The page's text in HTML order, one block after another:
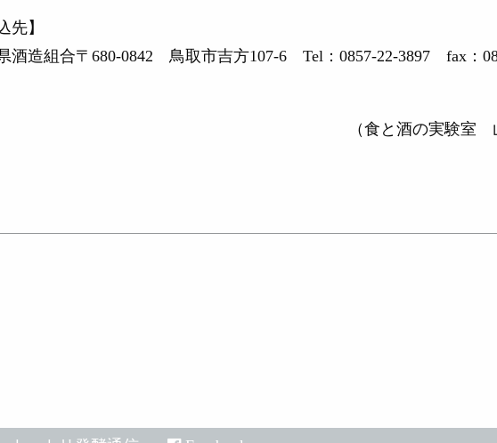
先】
酒造組合〒680-0842 鳥取市吉方107-6 Tel：0857-22-3897 fax：
食と酒の実験室 山根明